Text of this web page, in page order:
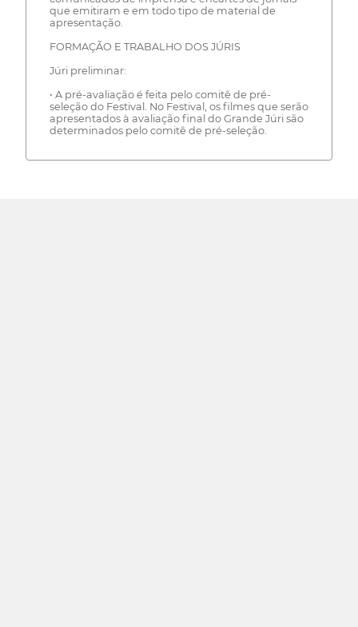
que emitiram e em todo tipo de material de
apresentação.
FORMAÇÃO E TRABALHO DOS JÚRIS
Júri preliminar:
• A pré-avaliação é feita pelo comitê de pré-
seleção do Festival. No Festival, os filmes que serão
apresentados à avaliação final do Grande Júri são
determinados pelo comitê de pré-seleção.